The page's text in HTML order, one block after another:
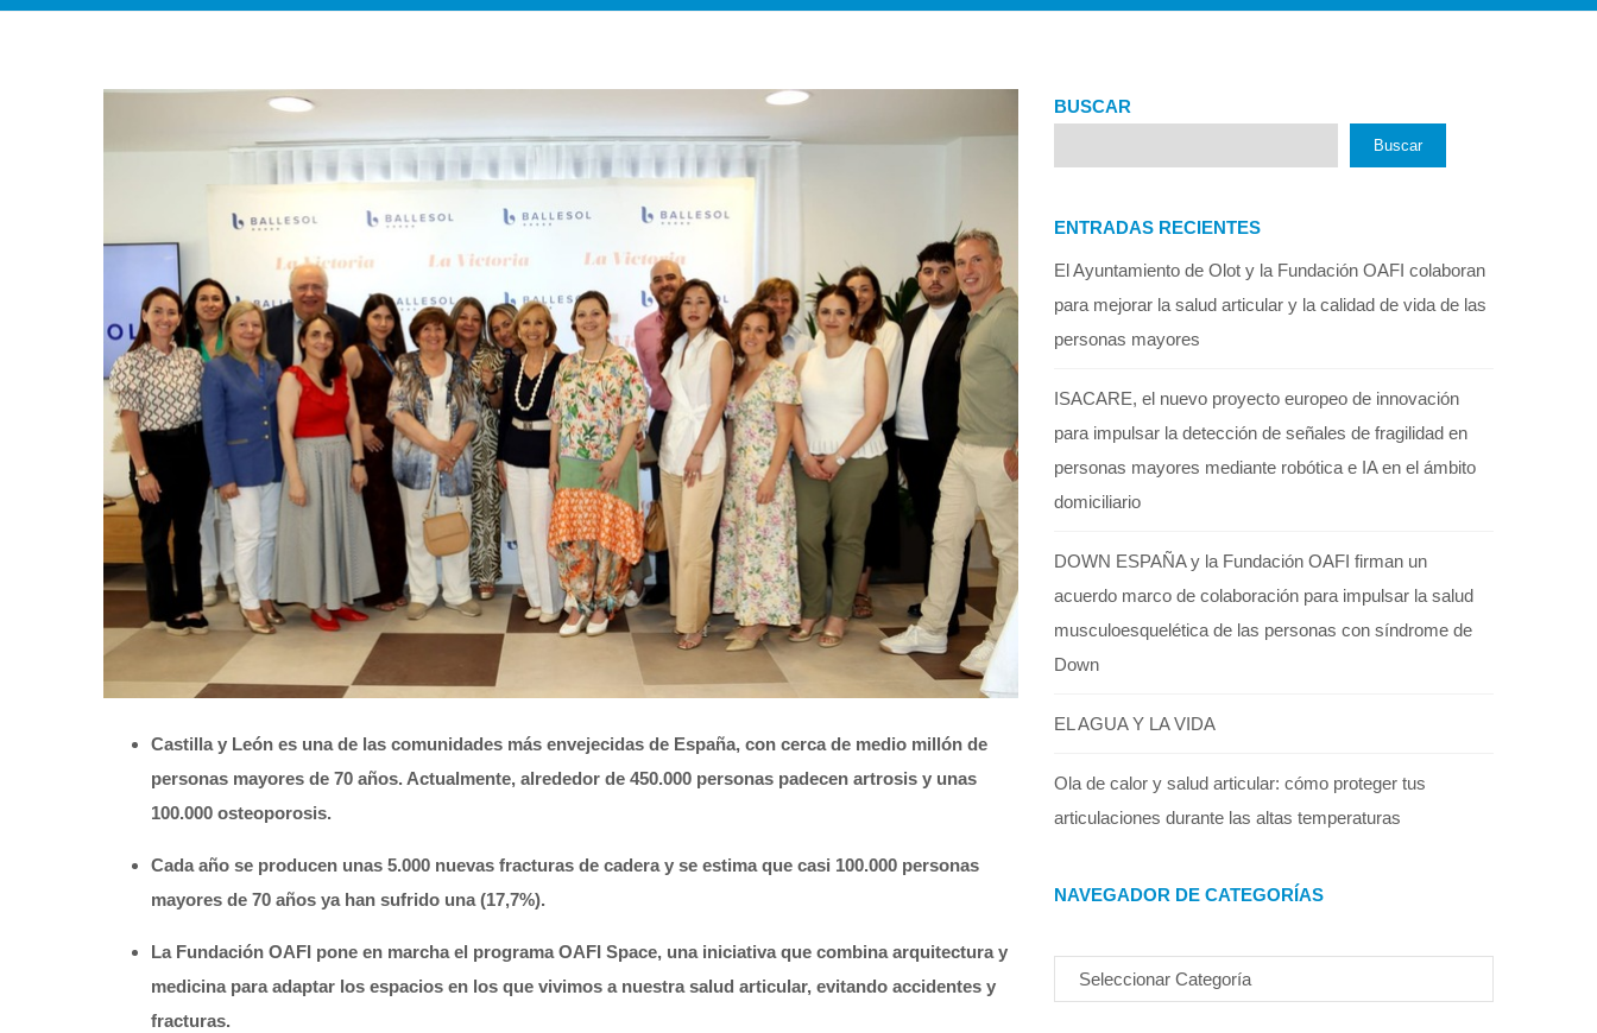
Castilla y León es una de las comunidades más envejecidas de España, con cerca de medio millón de
personas mayores de 70 años. Actualmente, alrededor de 450.000 personas padecen artrosis y unas
100.000 osteoporosis.
Cada año se producen unas 5.000 nuevas fracturas de cadera y se estima que casi 100.000 personas
mayores de 70 años ya han sufrido una (17,7%).
La Fundación OAFI pone en marcha el programa OAFI Space, una iniciativa que combina arquitectura y
medicina para adaptar los espacios en los que vivimos a nuestra salud articular, evitando accidentes y
fracturas.
BUSCAR
Buscar
ENTRADAS RECIENTES
El Ayuntamiento de Olot y la Fundación OAFI colaboran
para mejorar la salud articular y la calidad de vida de las
personas mayores
ISACARE, el nuevo proyecto europeo de innovación
para impulsar la detección de señales de fragilidad en
personas mayores mediante robótica e IA en el ámbito
domiciliario
DOWN ESPAÑA y la Fundación OAFI firman un
acuerdo marco de colaboración para impulsar la salud
musculoesquelética de las personas con síndrome de
Down
EL AGUA Y LA VIDA
Ola de calor y salud articular: cómo proteger tus
articulaciones durante las altas temperaturas
NAVEGADOR DE CATEGORÍAS